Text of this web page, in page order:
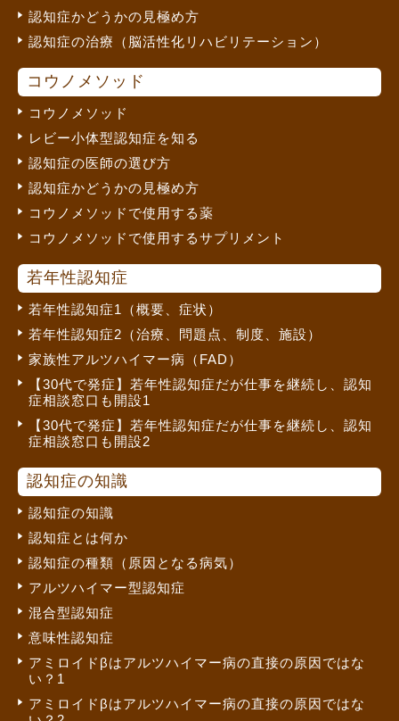
認知症かどうかの見極め方
認知症の治療（脳活性化リハビリテーション）
コウノメソッド
コウノメソッド
レビー小体型認知症を知る
認知症の医師の選び方
認知症かどうかの見極め方
コウノメソッドで使用する薬
コウノメソッドで使用するサプリメント
若年性認知症
若年性認知症1（概要、症状）
若年性認知症2（治療、問題点、制度、施設）
家族性アルツハイマー病（FAD）
【30代で発症】若年性認知症だが仕事を継続し、認知
症相談窓口も開設1
【30代で発症】若年性認知症だが仕事を継続し、認知
症相談窓口も開設2
認知症の知識
認知症の知識
認知症とは何か
認知症の種類（原因となる病気）
アルツハイマー型認知症
混合型認知症
意味性認知症
アミロイドβはアルツハイマー病の直接の原因ではな
い？1
アミロイドβはアルツハイマー病の直接の原因ではな